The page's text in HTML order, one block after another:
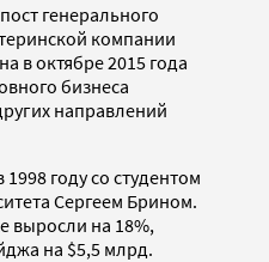
генерального
компании
в октябре 2015 года
бизнеса
направлений
году со студентом
Сергеем Брином.
выросли на 18%,
на $5,5 млрд.